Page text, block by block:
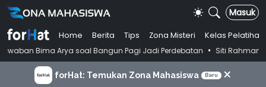
Masuk
Home Berita Tips Zona Misteri
Kelas Pelatihan
Bima Arya soal Bangun Pagi Jadi Perdebatan • Siti Rahmani
forHat: Temukan Zona Mahasiswa Baru ×